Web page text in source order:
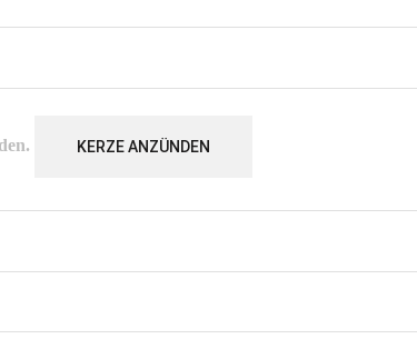
KERZE ANZÜNDEN